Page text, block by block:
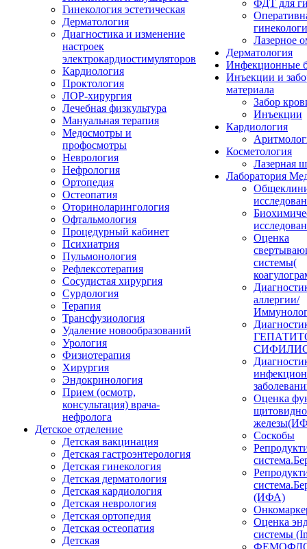
Гинекология эстетическая
Дерматология
Диагностика и изменение
настроек
электрокардиостимуляторов
Кардиология
Проктология
ЛОР-хирургия
Лечебная физкультура
Мануальная терапия
Медосмотры и
профосмотры
Неврология
Нефрология
Ортопедия
Остеопатия
Оториноларингология
Офтальмология
Процедурный кабинет
Психиатрия
Пульмонология
Рефлексотерапия
Сосудистая хирургия
Сурдология
Терапия
Трансфузиология
Удаление новообразований
Урология
Физиотерапия
Хирургия
Эндокринология
Прием (осмотр,
консультация) врача-
нефролога
Детское отделение
Детская вакцинация
Детская гастроэнтерология
Детская гинекология
Детская дерматология
Детская кардиология
Детская неврология
Детская ортопедия
Детская остеопатия
Детская
ФДТ для
Лазерное
Дерматология
Инфекционные
Инъекции и
материала
Забор
Инъекции
Кардиология
Косметология
Лазерная
Лаборатория
Оценка
системы(
аллергии/
Оценка
Соскобы
(ИФА)
Оценка
системы